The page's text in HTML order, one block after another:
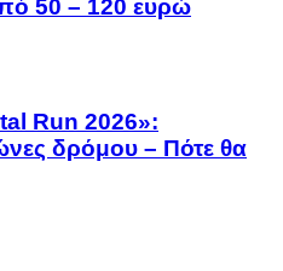
50 – 120 ευρώ
Run 2026»:
δρόμου – Πότε θα